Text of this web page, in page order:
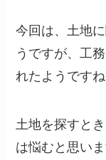
今回は、土地
うですが、工
れたようですね
土地を探すと
は悩むと思いま